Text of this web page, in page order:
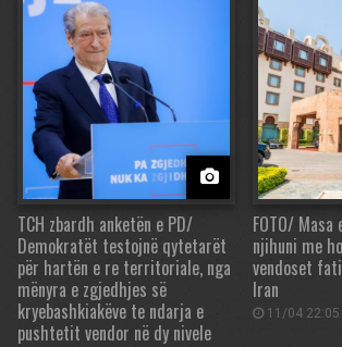
TCH zbardh anketën e PD/
Demokratët testojnë qytetarët
për hartën e re territoriale, nga
mënyra e zgjedhjes së
kryebashkiakëve te ndarja e
pushtetit vendor në dy nivele
FOTO/
njihuni me
vendoset
Iran
11/04 22:05